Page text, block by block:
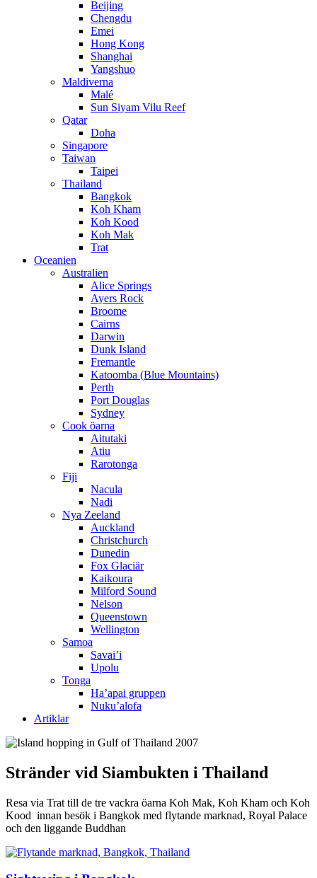
Beijing
Chengdu
Emei
Hong Kong
Shanghai
Yangshuo
Maldiverna
Malé
Sun Siyam Vilu Reef
Qatar
Doha
Singapore
Taiwan
Taipei
Thailand
Bangkok
Koh Kham
Koh Kood
Koh Mak
Trat
Oceanien
Australien
Alice Springs
Ayers Rock
Broome
Cairns
Darwin
Dunk Island
Fremantle
Katoomba (Blue Mountains)
Perth
Port Douglas
Sydney
Cook öarna
Aitutaki
Atiu
Rarotonga
Fiji
Nacula
Nadi
Nya Zeeland
Auckland
Christchurch
Dunedin
Fox Glaciär
Kaikoura
Milford Sound
Nelson
Queenstown
Wellington
Samoa
Savai’i
Upolu
Tonga
Ha’apai gruppen
Nuku’alofa
Artiklar
Stränder vid Siambukten i Thailand
Resa via Trat till de tre vackra öarna Koh Mak, Koh Kham och Koh
Kood innan besök i Bangkok med flytande marknad, Royal Palace
och den liggande Buddhan